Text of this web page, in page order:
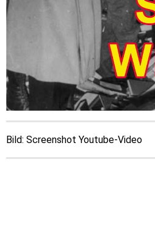
Bild: Screenshot Youtube-Video